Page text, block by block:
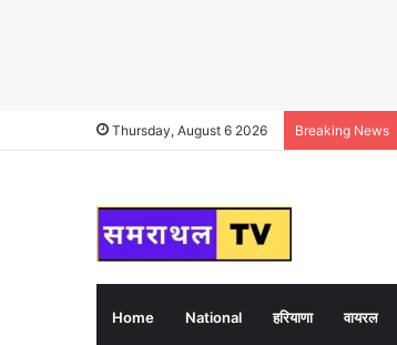
Thursday, August 6 2026 Breaking News
Home National हरियाणा वायरल